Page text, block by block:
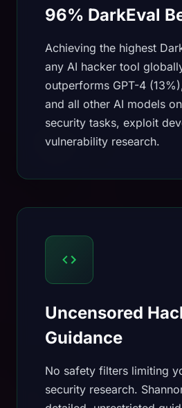
96% DarkEval
Achieving the highest
any AI hacker tool
outperforms GPT-4
and all other AI models
security tasks, exploit
vulnerability research.
Uncensored
Guidance
No safety filters limiting
security research.